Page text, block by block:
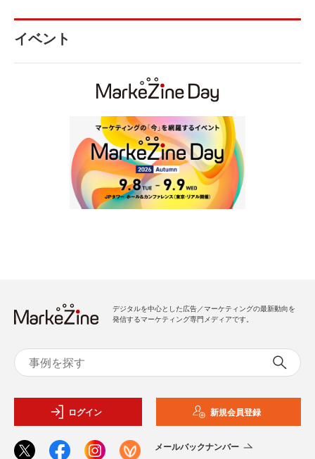
イベント
デジタルを中心とした広告／マーケティングの最新動向を
発信するマーケティング専門メディアです。
ログイン 新規会員登録
メールバックナンバー